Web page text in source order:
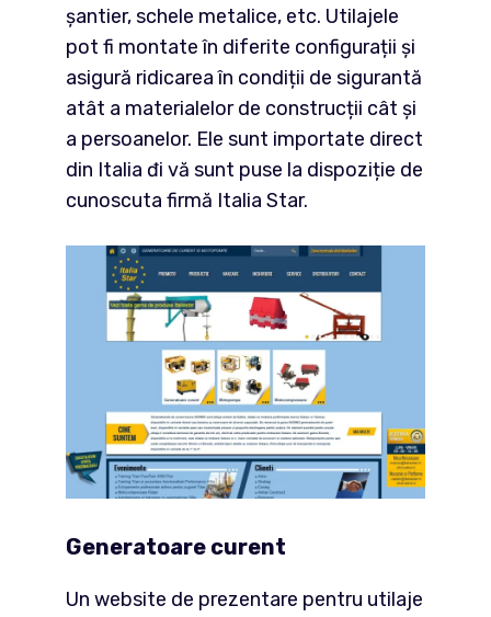
șantier, schele metalice, etc. Utilajele
pot fi montate în diferite configurații și
asigură ridicarea în condiții de sigurantă
atât a materialelor de construcții cât și
a persoanelor. Ele sunt importate direct
din Italia đi vă sunt puse la dispoziție de
cunoscuta firmă Italia Star.
Generatoare curent
Un website de prezentare pentru utilaje